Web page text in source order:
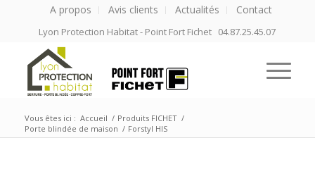
A propos Avis clients Actualités Contact
Lyon Protection Habitat - Point Fort Fichet 04.87.25.45.07
Vous êtes ici : Accueil / Produits FICHET /
Porte blindée de maison / Forstyl HIS